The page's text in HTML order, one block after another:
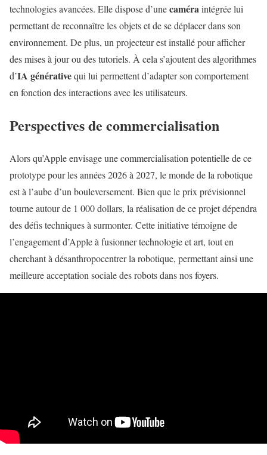
technologies avancées. Elle dispose d’unecaméraintégrée lui
permettant de reconnaître les objets et de se déplacer dans son
environnement. De plus, un projecteur est installé pour afficher
des mises à jour ou des tutoriels. À cela s’ajoutent des algorithmes
d’IA générativequi lui permettent d’adapter son comportement
en fonction des interactions avec les utilisateurs.
Perspectives de commercialisation
Alors qu’Apple envisage une commercialisation potentielle de ce
prototype pour les années 2026 à 2027, le monde de la robotique
est à l’aube d’un bouleversement. Bien que le prix prévisionnel
tourne autour de 1 000 dollars, la réalisation de ce projet dépendra
des défis techniques à surmonter. Cette initiative témoigne de
l’engagement d’Apple à fusionner technologie et art, tout en
cherchant à désanthropocentrer la robotique, permettant ainsi une
meilleure acceptation sociale des robots dans nos foyers.